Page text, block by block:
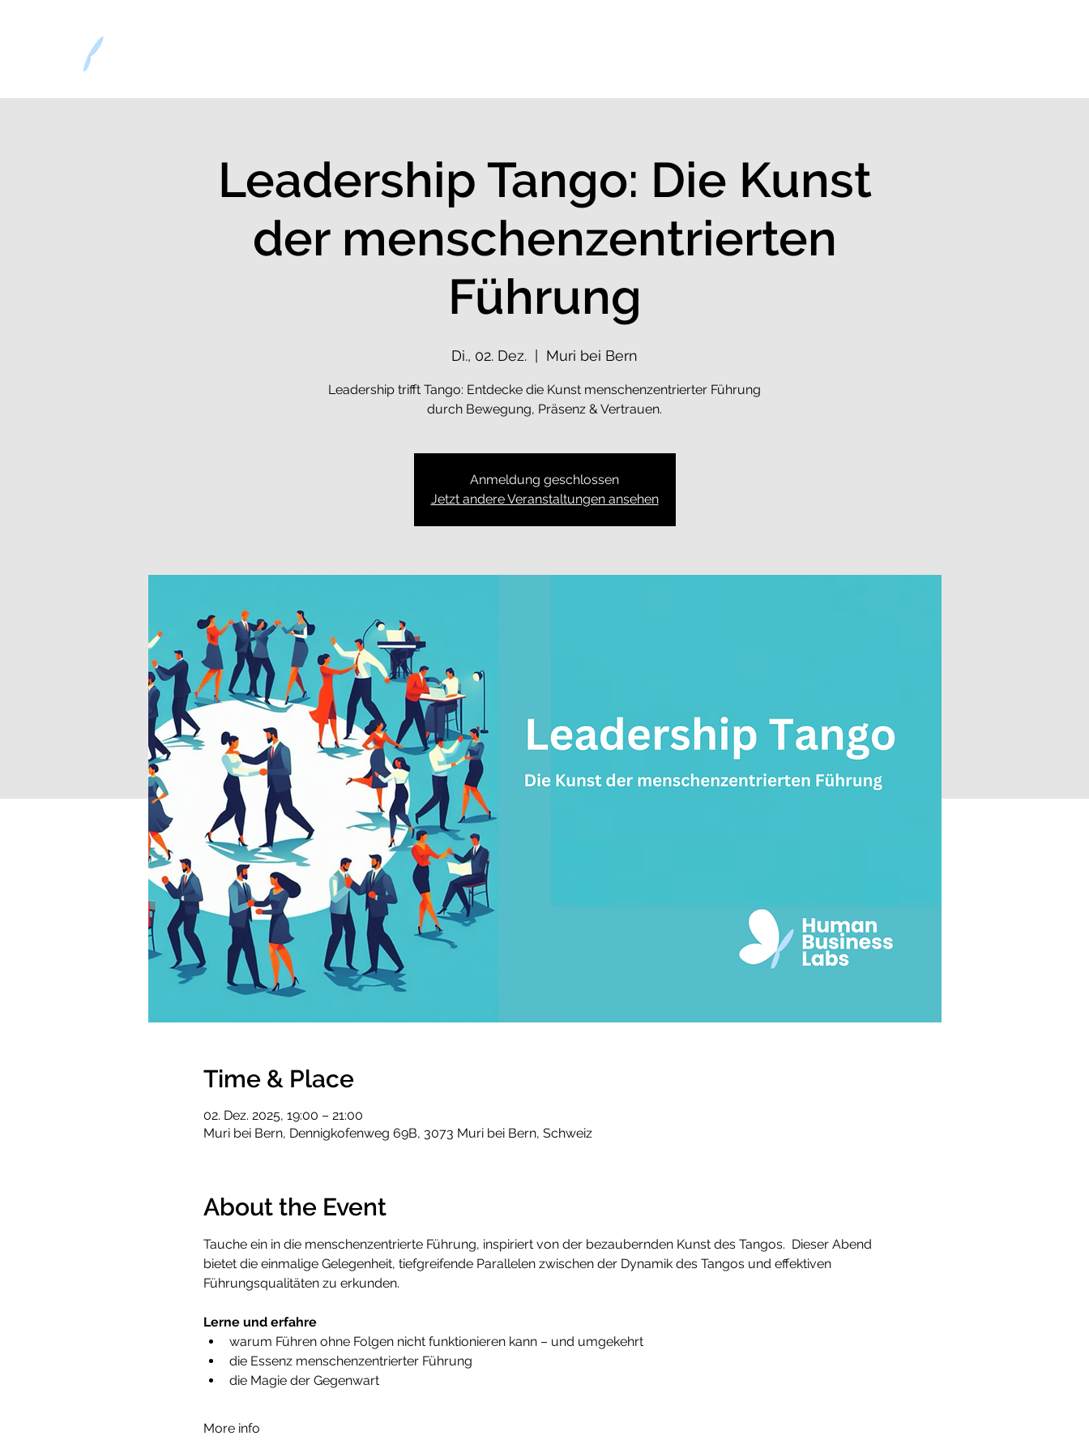
Leadership Tango: Die Kunst
der menschenzentrierten
Führung
Di., 02. Dez. Muri bei Bern
Leadership trifft Tango: Entdecke die Kunst menschenzentrierter Führung
durch Bewegung, Präsenz & Vertrauen.
Anmeldung geschlossen
Jetzt andere Veranstaltungen ansehen
Time & Place
02. Dez. 2025, 19:00 – 21:00
Muri bei Bern, Dennigkofenweg 69B, 3073 Muri bei Bern, Schweiz
About the Event
Tauche ein in die menschenzentrierte Führung, inspiriert von der bezaubernden Kunst des Tangos.  Dieser Abend
bietet die einmalige Gelegenheit, tiefgreifende Parallelen zwischen der Dynamik des Tangos und effektiven
Führungsqualitäten zu erkunden.
Lerne und erfahre
warum Führen ohne Folgen nicht funktionieren kann – und umgekehrt
die Essenz menschenzentrierter Führung
die Magie der Gegenwart
More info